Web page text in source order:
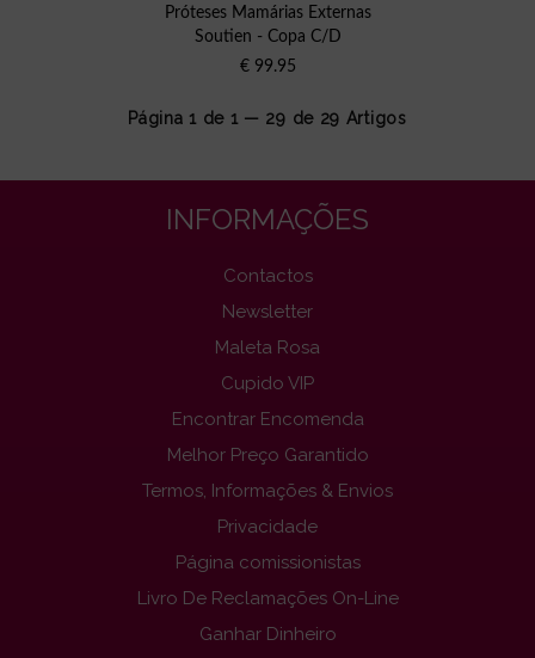
Próteses Mamárias Externas
Soutien - Copa C/D
€ 99.95
Página 1 de 1 — 29 de 29 Artigos
INFORMAÇÕES
Contactos
Newsletter
Maleta Rosa
Cupido VIP
Encontrar Encomenda
Melhor Preço Garantido
Termos, Informações & Envios
Privacidade
Página comissionistas
Livro De Reclamações On-Line
Ganhar Dinheiro